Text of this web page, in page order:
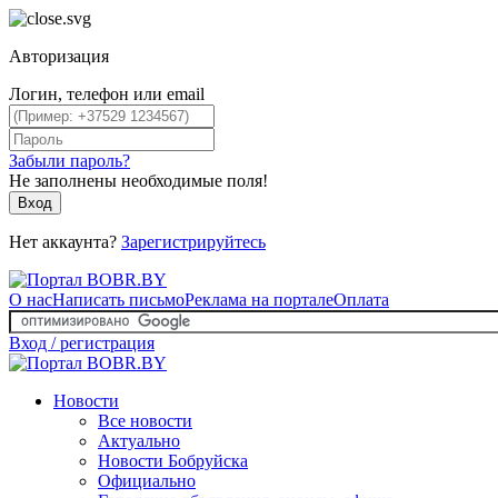
Авторизация
Логин, телефон или email
Забыли пароль?
Не заполнены необходимые поля!
Вход
Нет аккаунта? Зарегистрируйтесь
О насНаписать письмоРеклама на порталеОплата
Вход / регистрация
Новости
Все новости
Актуально
Новости Бобруйска
Официально